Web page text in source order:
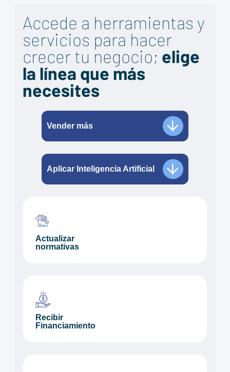
Accede a herramientas y
servicios para hacer
crecer tu negocio; elige
la línea que más
necesites
Vender más
Aplicar Inteligencia Artificial
Actualizar
normativas
Recibir
Financiamiento